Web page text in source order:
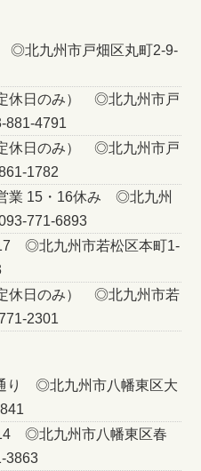
北九州市戸畑区丸町2-9-
休日のみ） ◎北九州市戸
4791
休日のみ） ◎北九州市戸
1782
業 15・16休み ◎北九州
771-6893
◎北九州市若松区本町1-
休日のみ） ◎北九州市若
2301
り ◎北九州市八幡東区大
◎北九州市八幡東区春
3863